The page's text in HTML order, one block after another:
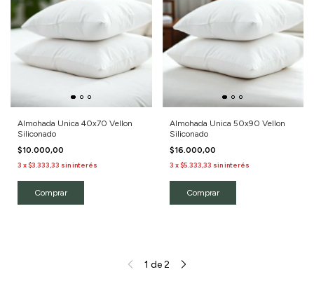
Almohada Unica 40x70 Vellon
Siliconado
$10.000,00
3 x$3.333,33 sin interés
Almohada Unica 50x90 Vellon
Siliconado
$16.000,00
3 x$5.333,33 sin interés
1 de2